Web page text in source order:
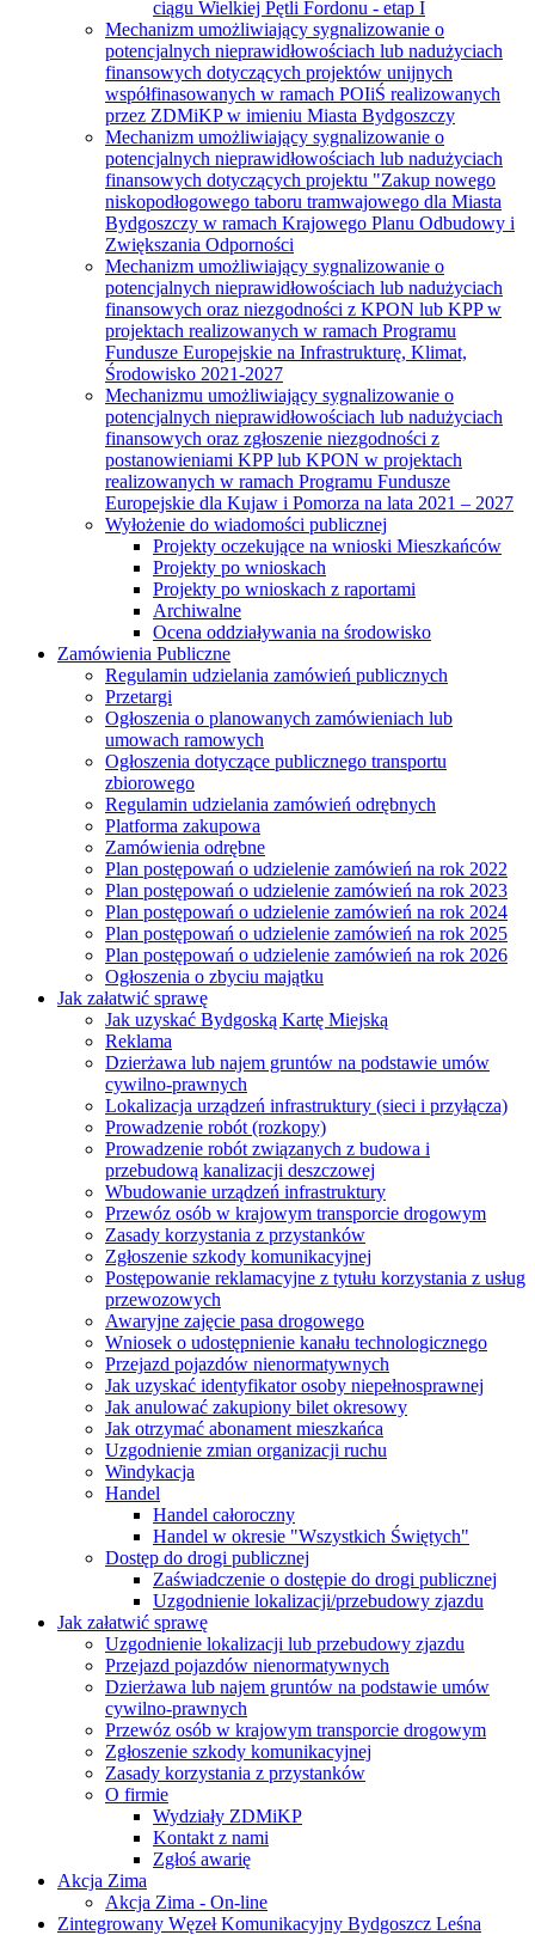
ciągu Wielkiej Pętli Fordonu - etap I
Mechanizm umożliwiający sygnalizowanie o
potencjalnych nieprawidłowościach lub nadużyciach
finansowych dotyczących projektów unijnych
współfinasowanych w ramach POIiŚ realizowanych
przez ZDMiKP w imieniu Miasta Bydgoszczy
Mechanizm umożliwiający sygnalizowanie o
potencjalnych nieprawidłowościach lub nadużyciach
finansowych dotyczących projektu "Zakup nowego
niskopodłogowego taboru tramwajowego dla Miasta
Bydgoszczy w ramach Krajowego Planu Odbudowy i
Zwiększania Odporności
Mechanizm umożliwiający sygnalizowanie o
potencjalnych nieprawidłowościach lub nadużyciach
finansowych oraz niezgodności z KPON lub KPP w
projektach realizowanych w ramach Programu
Fundusze Europejskie na Infrastrukturę, Klimat,
Środowisko 2021-2027
Mechanizmu umożliwiający sygnalizowanie o
potencjalnych nieprawidłowościach lub nadużyciach
finansowych oraz zgłoszenie niezgodności z
postanowieniami KPP lub KPON w projektach
realizowanych w ramach Programu Fundusze
Europejskie dla Kujaw i Pomorza na lata 2021 – 2027
Wyłożenie do wiadomości publicznej
Projekty oczekujące na wnioski Mieszkańców
Projekty po wnioskach
Projekty po wnioskach z raportami
Archiwalne
Ocena oddziaływania na środowisko
Zamówienia Publiczne
Regulamin udzielania zamówień publicznych
Przetargi
Ogłoszenia o planowanych zamówieniach lub
umowach ramowych
Ogłoszenia dotyczące publicznego transportu
zbiorowego
Regulamin udzielania zamówień odrębnych
Platforma zakupowa
Zamówienia odrębne
Plan postępowań o udzielenie zamówień na rok 2022
Plan postępowań o udzielenie zamówień na rok 2023
Plan postępowań o udzielenie zamówień na rok 2024
Plan postępowań o udzielenie zamówień na rok 2025
Plan postępowań o udzielenie zamówień na rok 2026
Ogłoszenia o zbyciu majątku
Jak załatwić sprawę
Jak uzyskać Bydgoską Kartę Miejską
Reklama
Dzierżawa lub najem gruntów na podstawie umów
cywilno-prawnych
Lokalizacja urządzeń infrastruktury (sieci i przyłącza)
Prowadzenie robót (rozkopy)
Prowadzenie robót związanych z budowa i
przebudową kanalizacji deszczowej
Wbudowanie urządzeń infrastruktury
Przewóz osób w krajowym transporcie drogowym
Zasady korzystania z przystanków
Zgłoszenie szkody komunikacyjnej
Postępowanie reklamacyjne z tytułu korzystania z usług
przewozowych
Awaryjne zajęcie pasa drogowego
Wniosek o udostępnienie kanału technologicznego
Przejazd pojazdów nienormatywnych
Jak uzyskać identyfikator osoby niepełnosprawnej
Jak anulować zakupiony bilet okresowy
Jak otrzymać abonament mieszkańca
Uzgodnienie zmian organizacji ruchu
Windykacja
Handel
Handel całoroczny
Handel w okresie "Wszystkich Świętych"
Dostęp do drogi publicznej
Zaświadczenie o dostępie do drogi publicznej
Uzgodnienie lokalizacji/przebudowy zjazdu
Jak załatwić sprawę
Uzgodnienie lokalizacji lub przebudowy zjazdu
Przejazd pojazdów nienormatywnych
Dzierżawa lub najem gruntów na podstawie umów
cywilno-prawnych
Przewóz osób w krajowym transporcie drogowym
Zgłoszenie szkody komunikacyjnej
Zasady korzystania z przystanków
O firmie
Wydziały ZDMiKP
Kontakt z nami
Zgłoś awarię
Akcja Zima
Akcja Zima - On-line
Zintegrowany Węzeł Komunikacyjny Bydgoszcz Leśna